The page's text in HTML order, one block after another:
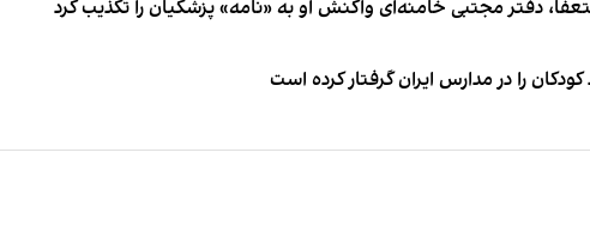
دفتر مجتبی خامنه‌ای واکنش او به «نامه» پزشکیان را تکذیب کرد
را در مدارس ایران گرفتار کرده است